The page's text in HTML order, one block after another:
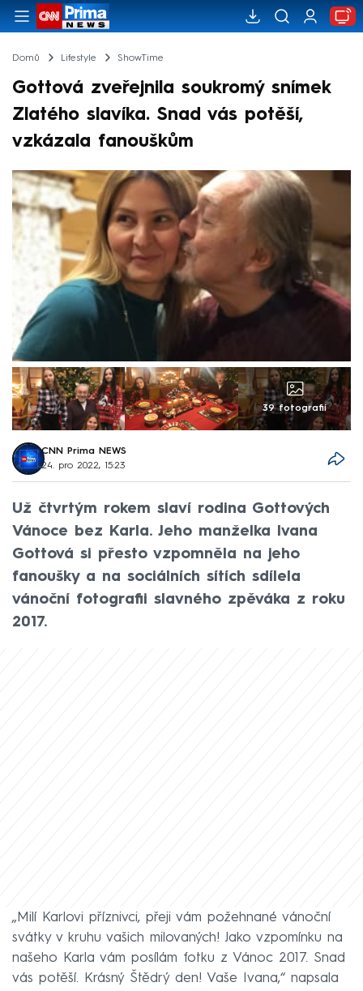
Domů Lifestyle ShowTime
Gottová zveřejnila soukromý snímek
Zlatého slavíka. Snad vás potěší,
vzkázala fanouškům
39 fotografií
CNN Prima NEWS
24. pro 2022, 15:23
Už čtvrtým rokem slaví rodina Gottových
Vánoce bez Karla. Jeho manželka Ivana
Gottová si přesto vzpomněla na jeho
fanoušky a na sociálních sítích sdílela
vánoční fotografii slavného zpěváka z roku
2017.
„Milí Karlovi příznivci, přeji vám požehnané vánoční
svátky v kruhu vašich milovaných! Jako vzpomínku na
našeho Karla vám posílám fotku z Vánoc 2017. Snad
vás potěší. Krásný Štědrý den! Vaše Ivana,“ napsala